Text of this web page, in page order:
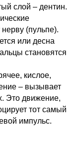
слой – дентин.
(пульпе).
или десна
становятся
кислое,
– вызывает
Это движение,
тот самый
импульс.